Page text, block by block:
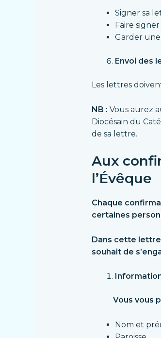
Signer sa
Faire
Garder
Envoi des
Les lettres
NB : Vous aurez
Diocésain du
de sa lettre.
Aux
l’Évêque
Chaque
certaines
Dans cette
souhait de
Vous vous
Nom et